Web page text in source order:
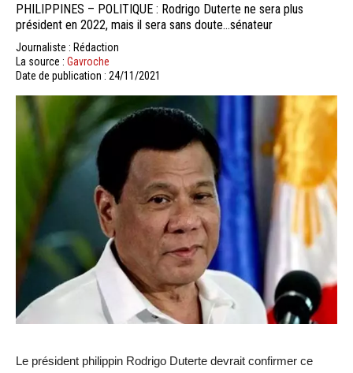
PHILIPPINES – POLITIQUE : Rodrigo Duterte ne sera plus
président en 2022, mais il sera sans doute…sénateur
Journaliste : Rédaction
La source : Gavroche
Date de publication : 24/11/2021
Le président philippin Rodrigo Duterte devrait confirmer ce